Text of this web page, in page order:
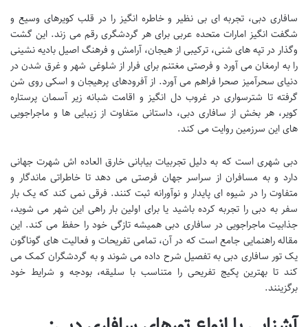
سافاری دبی، تجربه ای بی نظیر و خاطره انگیز را در قلب کویرهای وسیع و
شگفت انگیز امارات متحده عربی برای هر گردشگری رقم می زند. این گشت
وگذار در تپه های شنی، ترکیبی از هیجان، آرامش و فرهنگ اصیل بادیه نشینی
را به ارمغان می آورد و فرصتی مغتنم برای فرار از شلوغی شهر و غرق شدن در
دنیای سحرآمیز صحرا فراهم می آورد. از آفرودهای پرهیجان و اسکی روی شن
گرفته تا شترسواری در غروب دل انگیز و اقامت شبانه زیر آسمان پرستاره
کویر، هر بخش از سافاری دبی، داستانی متفاوت از زیبایی ها و ماجراجویی
های این سرزمین روایت می کند.
دبی شهری است که به دلیل تجربیات بیابانی خارق العاده اش شهرت جهانی
دارد و به مسافران از سراسر جهان فرصتی می دهد تا خاطراتی ماندگار و
متفاوت را در شیوه ای پایدار و نوآورانه ثبت کنند. فرقی نمی کند که یک بار
سفر به دبی را تجربه کرده باشید یا برای اولین بار راهی این شهر می شوید،
جذابیت ماجراجویی در سافاری دبی همیشه تازگی خود را حفظ می کند. این
مقاله راهنمایی جامع است که در آن، تمامی تفریحات و فعالیت های گوناگون
یک تور سافاری دبی به تفصیل شرح داده می شوند و به گردشگران کمک می
کند تا بهترین پکیج تفریحی را متناسب با سلیقه، بودجه و شرایط خود
برگزینند.